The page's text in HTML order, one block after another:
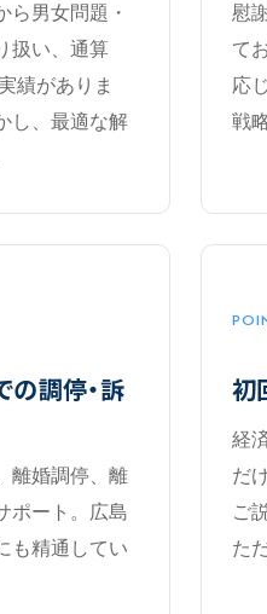
ら男女問題・
扱い、通算
績がありま
し、最適な解
慰
て
応
戦
調停・訴
離婚調停、離
ポート。広島
も精通してい
初
経
だ
ご
た